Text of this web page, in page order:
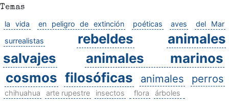
Temas
la vida en peligro de extinción poéticas aves
del Mar
surrealistas
rebeldes
animales
salvajes
animales marinos
cosmos filosóficas animales perros
chihuahua arte rupestre insectos flora árboles